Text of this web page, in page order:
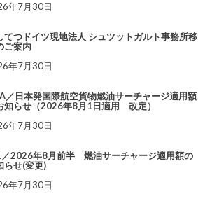
年7月30日
てつドイツ現地法人 シュツットガルト事務所移
ご案内
年7月30日
／日本発国際航空貨物燃油サーチャージ適用額
知らせ（2026年8月1日適用 改定）
年7月30日
／2026年8月前半 燃油サーチャージ適用額の
らせ(変更)
年7月30日